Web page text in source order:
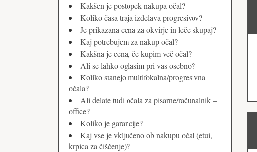
Kakšen je postopek nakupa očal?
Koliko časa traja izdelava progresivov?
Je prikazana cena za okvirje in leče skupaj?
Kaj potrebujem za nakup očal?
Kakšna je cena, če kupim več očal?
Ali se lahko oglasim pri vas osebno?
Koliko stanejo multifokalna/progresivna
očala?
Ali delate tudi očala za pisarne/računalnik –
office?
Koliko je garancije?
Kaj vse je vključeno ob nakupu očal (etui,
krpica za čiščenje)?